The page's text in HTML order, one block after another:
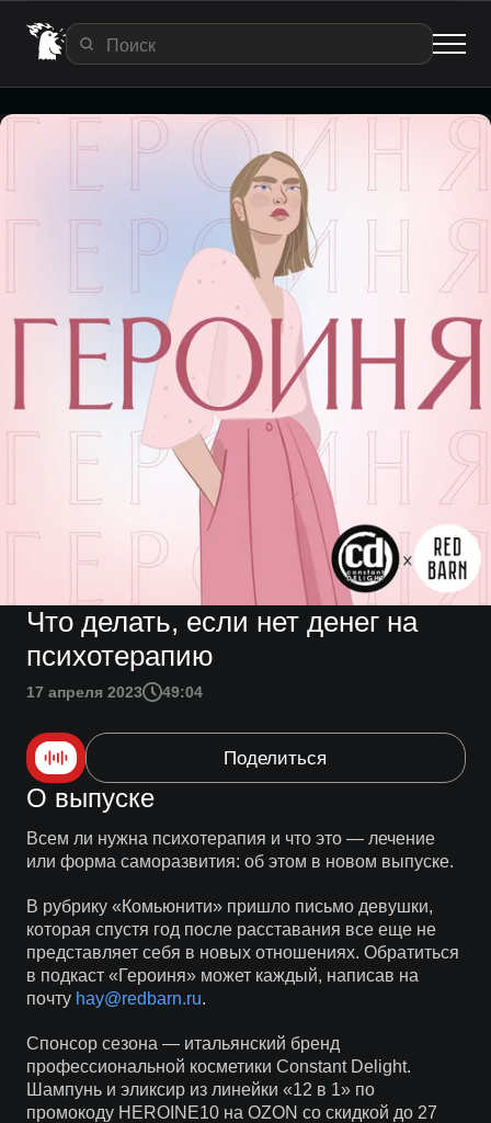
Что делать, если нет денег на
психотерапию
17 апреля 2023 49:04
Поделиться
О выпуске
Всем ли нужна психотерапия и что это — лечение
или форма саморазвития: об этом в новом выпуске.
В рубрику «Комьюнити» пришло письмо девушки,
которая спустя год после расставания все еще не
представляет себя в новых отношениях. Обратиться
в подкаст «Героиня» может каждый, написав на
почту hay@redbarn.ru.
Спонсор сезона — итальянский бренд
профессиональной косметики Constant Delight.
Шампунь и эликсир из линейки «12 в 1» по
промокоду HEROINE10 на OZON со скидкой до 27